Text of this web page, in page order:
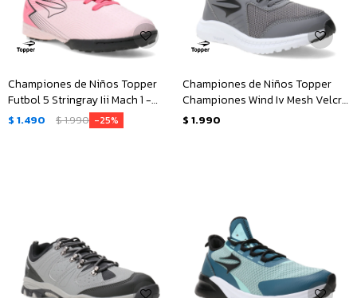
Championes de Niños Topper
Futbol 5 Stringray Iii Mach 1 -
Rosado - Negro
$ 1.490 $1.990 25
Championes de Niños Topper
Championes Wind Iv Mesh Velcro
- Gris - Negro
$ 1.990